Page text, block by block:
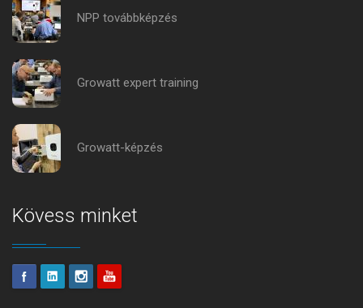
NPP továbbképzés
Growatt expert training
Growatt-képzés
Kövess minket